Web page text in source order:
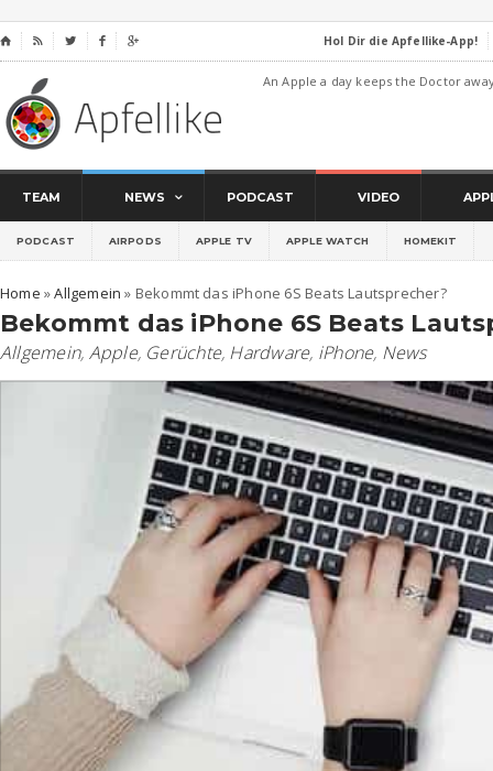
⌂     Hol Dir die Apfellike-App!
An Apple a day keeps the Doctor
TEAM NEWS PODCAST VIDEO
PODCAST AIRPODS APPLE TV APPLE WATCH HOMEKIT
Home »Allgemein » Bekommt das iPhone 6S Beats Lautsprecher?
Bekommt das iPhone 6S Beats
Allgemein, Apple, Gerüchte, Hardware, iPhone, News